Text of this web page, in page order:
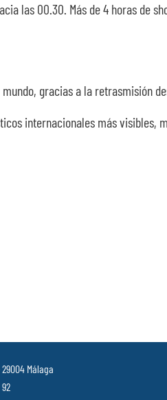
las 00.30. Más de 4 horas de
gracias a la retrasmisión
internacionales más
Málaga